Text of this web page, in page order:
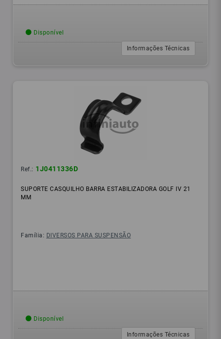
Disponível
Informações Técnicas
Ref.: 1J0411336D
SUPORTE CASQUILHO BARRA ESTABILIZADORA GOLF IV 21
MM
Família: DIVERSOS PARA SUSPENSÃO
Disponível
Informações Técnicas